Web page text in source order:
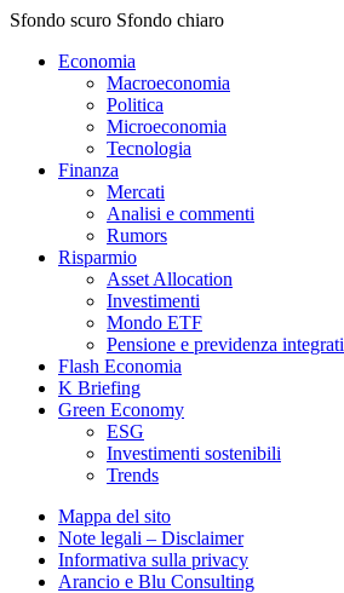
Sfondo scuro Sfondo chiaro
Economia
Macroeconomia
Politica
Microeconomia
Tecnologia
Finanza
Mercati
Analisi e commenti
Rumors
Risparmio
Asset Allocation
Investimenti
Mondo ETF
Pensione e previdenza
Flash Economia
K Briefing
Green Economy
ESG
Investimenti sostenibili
Trends
Mappa del sito
Note legali – Disclaimer
Informativa sulla privacy
Arancio e Blu Consulting